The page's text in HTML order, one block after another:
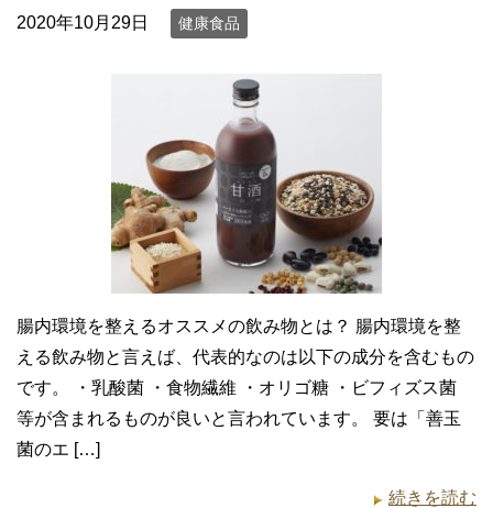
2020年10月29日 健康食品
腸内環境を整えるオススメの飲み物とは？ 腸内環境を整
える飲み物と言えば、代表的なのは以下の成分を含むもの
です。 ・乳酸菌 ・食物繊維 ・オリゴ糖 ・ビフィズス菌
等が含まれるものが良いと言われています。 要は「善玉
菌のエ […]
続きを読む